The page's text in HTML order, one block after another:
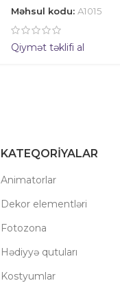
Məhsul kodu: A1015
Qiymət təklifi al
KATEQORIYALAR
Animatorlar
Dekor elementləri
Fotozona
Hədiyyə qutuları
Kostyumlar